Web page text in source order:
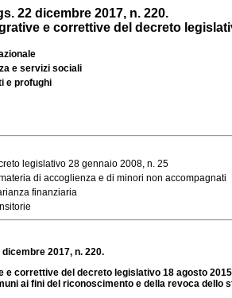
22 dicembre 2017, n. 220.
e correttive del decreto
e servizi sociali
e profughi
legislativo 28 gennaio 2008, n. 25
di accoglienza e di minori non accompagnati
finanziaria
2017, n. 220.
e correttive del decreto legislativo 18 agosto
ai fini del riconoscimento e della revoca dello